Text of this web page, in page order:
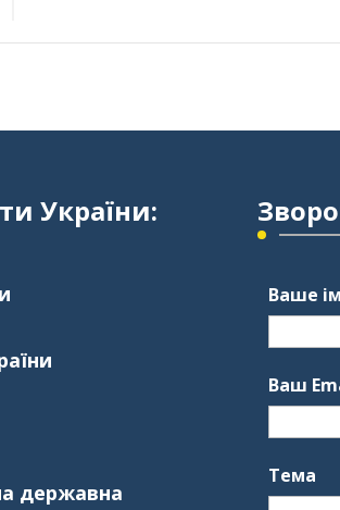
України:
державна
Ваше
Ваш
Тема